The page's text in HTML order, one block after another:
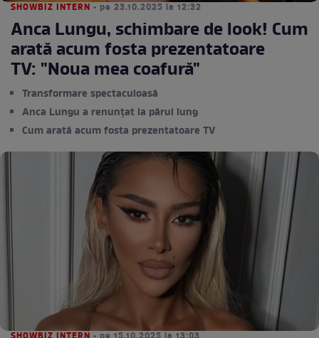
SHOWBIZ INTERN • pe 23.10.2025 la 12:32
Anca Lungu, schimbare de look! Cum
arată acum fosta prezentatoare
TV: "Noua mea coafură"
Transformare spectaculoasă
Anca Lungu a renunțat la părul lung
Cum arată acum fosta prezentatoare TV